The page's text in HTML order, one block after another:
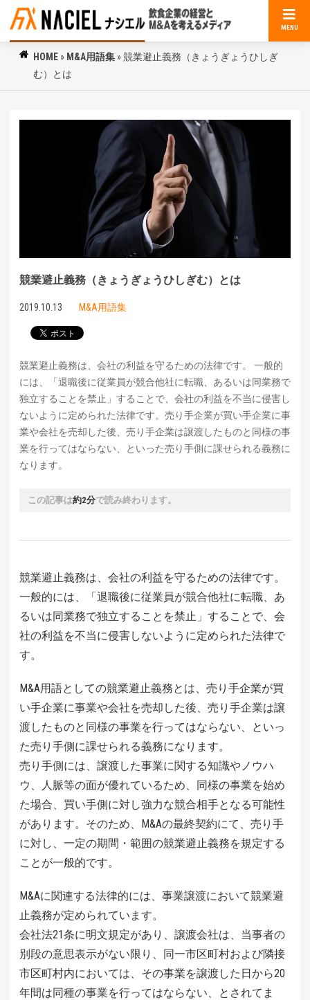
MENU
HOME » M&A用語集 »競業避止義務（きょうぎょうひしぎ
む）とは
競業避止義務（きょうぎょうひしぎむ）とは
2019.10.13 M&A用語集
競業避止義務は、会社の利益を守るための法律です。 一般的
には、「退職後に従業員が競合他社に転職、あるいは同業務で
独立することを禁止」することで、会社の利益を不当に侵害し
ないように定められた法律です。売り手企業が買い手企業に事
業や会社を売却した後、売り手企業は譲渡したものと同様の事
業を行ってはならない、といった売り手側に課せられる義務に
なります。
この記事は約2分で読み終わります。
競業避止義務は、会社の利益を守るための法律です。
一般的には、「退職後に従業員が競合他社に転職、あ
るいは同業務で独立することを禁止」することで、会
社の利益を不当に侵害しないように定められた法律で
す。
M&A用語としての競業避止義務とは、売り手企業が買
い手企業に事業や会社を売却した後、売り手企業は譲
渡したものと同様の事業を行ってはならない、といっ
た売り手側に課せられる義務になります。
売り手側には、譲渡した事業に関する知識やノウハ
ウ、人脈等の面が優れているため、同様の事業を始め
た場合、買い手側に対し強力な競合相手となる可能性
があります。そのため、M&Aの最終契約にて、売り手
に対し、一定の期間・範囲の競業避止義務を規定する
ことが一般的です。
M&Aに関連する法律的には、事業譲渡において競業避
止義務が定められています。
会社法21条に明文規定があり、譲渡会社は、当事者の
別段の意思表示がない限り、同一市区町村および隣接
市区町村内においては、その事業を譲渡した日から20
年間は同種の事業を行ってはならない、とされてま